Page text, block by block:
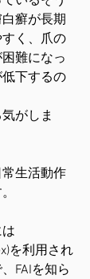
癬が長期
く、爪の
難になっ
下するの
がしま
生活動作
を利用され
FAIを知ら